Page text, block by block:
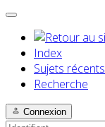
Index
Sujets récents
Recherche
Connexion